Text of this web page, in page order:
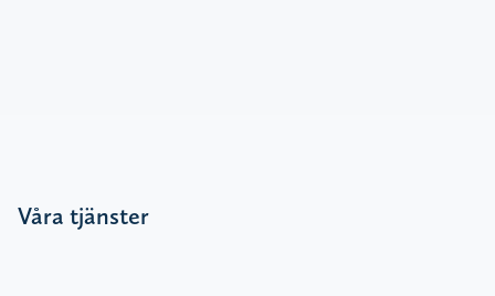
Våra tjänster